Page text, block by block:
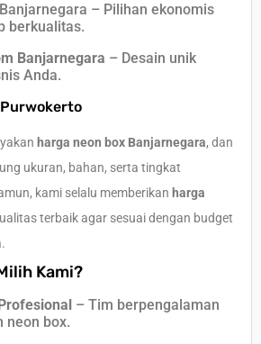
Banjarnegara – Pilihan ekonomis
berkualitas.
Banjarnegara – Desain unik
Anda.
harga neon box Banjarnegara, dan
ukuran, bahan, serta tingkat
kami selalu memberikan harga
terbaik agar sesuai dengan budget
Kami?
– Tim berpengalaman
neon box.